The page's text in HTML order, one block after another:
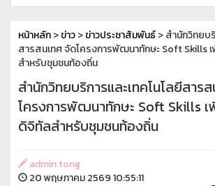
หน้าหลัก>ข่าว>ข่าวประชาสัมพันธ์> สำนักวิทยบ
สารสนเทศ จัดโครงการพัฒนาทักษะ Soft Skills
สำหรับชุมชนท้องถิ่น
สำนักวิทยบริการและเทคโนโลยีสาร
โครงการพัฒนาทักษะ Soft Skills เ
ดิจิทัลสำหรับชุมชนท้องถิ่น
admin tong
20 พฤษภาคม 2569 10:55:11